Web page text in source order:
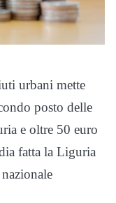
urbani mette
posto delle
e oltre 50 euro
fatta la Liguria